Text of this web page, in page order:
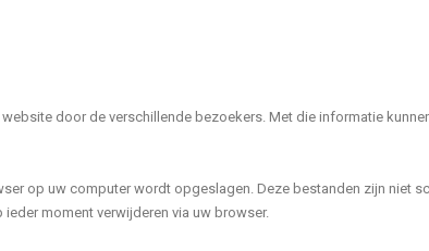
door de verschillende bezoekers. Met die informatie
op uw computer wordt opgeslagen. Deze bestanden zijn niet
moment verwijderen via uw browser.